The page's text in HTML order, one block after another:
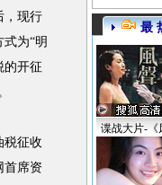
，现行
为“明
的开征
征收
首席资
最
谍战大片-《